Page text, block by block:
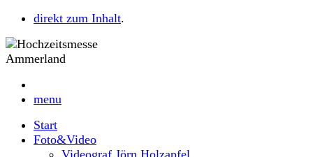
direkt zum Inhalt.
menu
Start
Foto&Video
Videograf Jörn Holzapfel